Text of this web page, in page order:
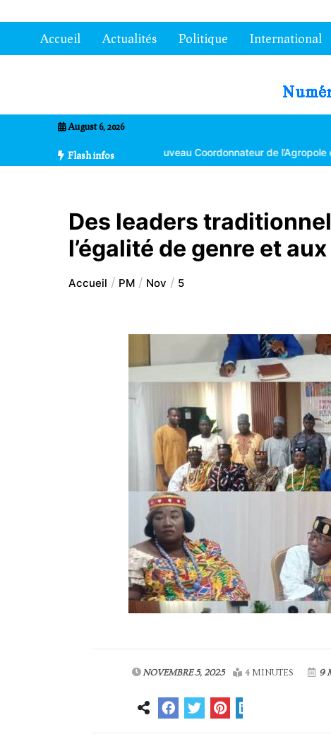
au
contenuAccueil Actualités Politique International
August 6, 2026
Flash infos
Bikpéta nommé nouveau Coordonnateur de l’Agropole de Kara
Des leaders
l’égalité de genre et
Accueil PM Nov 5
NOVEMBRE 5, 2025 4 MINUTES 9